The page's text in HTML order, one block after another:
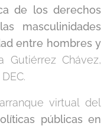
de los derechos
masculinidades
entre hombres y
Gutiérrez Chávez,
virtual del
públicas en